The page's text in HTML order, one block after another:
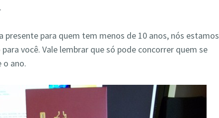
presente para quem tem menos de 10 anos, nós estamos
você. Vale lembrar que só pode concorrer quem se
o ano.